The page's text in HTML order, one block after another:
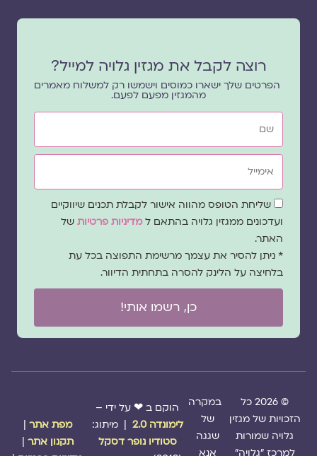
רוצה לקבל את מגזין גלויה למייל?
הפרטים שלך ישארו כמוסים וישמשו רק למשלוח מאמרים
מהמגזין מפעם לפעם.
שם
אימייל
שדהשליחת הטופס מהווה אישור לקבלת תכנים שיווקיים
ועדכונים ממגזין גלויה בהתאם ל מדיניות פרטיותשל
האתר.
* ניתן להסיר את עצמך מרשימת התפוצה בכל עת
בלחיצה על הלינק להסרה בתחתית הדיוור.
כן, רשמו אותי!
© 2026 כל
הזכויות של מגזין
גלויה שמורות
למרכז "גלויה"
במקרה
של
שגגה
אנא
הוקם ב ❤ על ידי –
לימונדה 2.0
| מיתוג:
סטודיו נופר דסקל
מפת אתר|
תקנון אתר|